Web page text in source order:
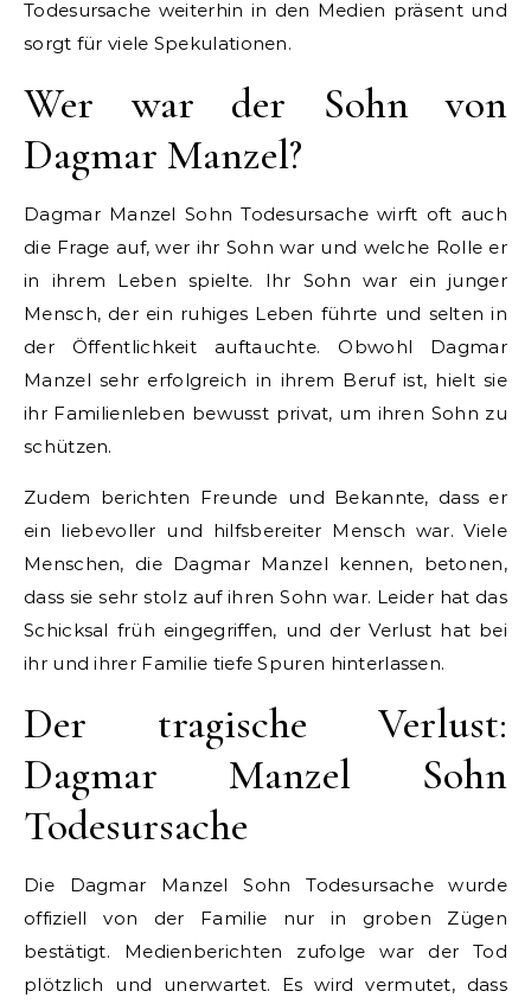
Todesursache weiterhin in den Medien präsent und
sorgt für viele Spekulationen.
Wer war der Sohn von
Dagmar Manzel?
Dagmar Manzel Sohn Todesursache wirft oft auch
die Frage auf, wer ihr Sohn war und welche Rolle er
in ihrem Leben spielte. Ihr Sohn war ein junger
Mensch, der ein ruhiges Leben führte und selten in
der Öffentlichkeit auftauchte. Obwohl Dagmar
Manzel sehr erfolgreich in ihrem Beruf ist, hielt sie
ihr Familienleben bewusst privat, um ihren Sohn zu
schützen.
Zudem berichten Freunde und Bekannte, dass er
ein liebevoller und hilfsbereiter Mensch war. Viele
Menschen, die Dagmar Manzel kennen, betonen,
dass sie sehr stolz auf ihren Sohn war. Leider hat das
Schicksal früh eingegriffen, und der Verlust hat bei
ihr und ihrer Familie tiefe Spuren hinterlassen.
Der tragische Verlust:
Dagmar Manzel Sohn
Todesursache
Die Dagmar Manzel Sohn Todesursache wurde
offiziell von der Familie nur in groben Zügen
bestätigt. Medienberichten zufolge war der Tod
plötzlich und unerwartet. Es wird vermutet, dass